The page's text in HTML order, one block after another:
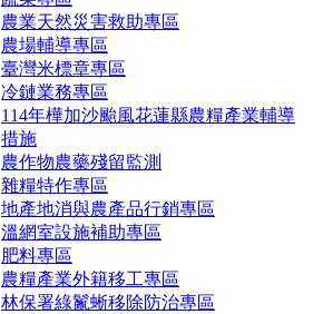
農業天然災害救助專區
農場輔導專區
臺灣米標章專區
冷鏈業務專區
114年樺加沙颱風花蓮縣農糧產業輔導
措施
農作物農藥殘留監測
雜糧特作專區
地產地消與農產品行銷專區
溫網室設施補助專區
肥料專區
農糧產業外籍移工專區
林保署綠鬣蜥移除防治專區